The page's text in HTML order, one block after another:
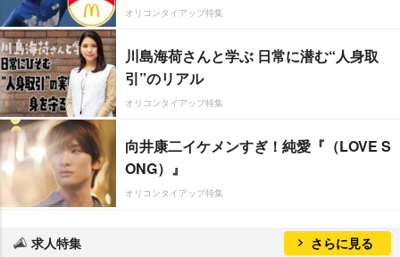
オリコンタイアップ特集
川島海荷さんと学ぶ 日常に潜む“人身取
引”のリアル
オリコンタイアップ特集
向井康二イケメンすぎ！純愛『（LOVE S
ONG）』
オリコンタイアップ特集
求人特集 さらに見る